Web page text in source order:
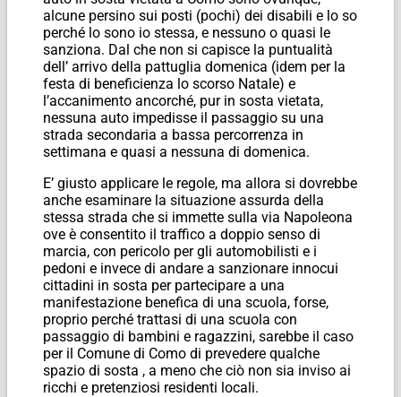
alcune persino sui posti (pochi) dei disabili e lo so
perché lo sono io stessa, e nessuno o quasi le
sanziona. Dal che non si capisce la puntualità
dell’ arrivo della pattuglia domenica (idem per la
festa di beneficienza lo scorso Natale) e
l’accanimento ancorché, pur in sosta vietata,
nessuna auto impedisse il passaggio su una
strada secondaria a bassa percorrenza in
settimana e quasi a nessuna di domenica.
E’ giusto applicare le regole, ma allora si dovrebbe
anche esaminare la situazione assurda della
stessa strada che si immette sulla via Napoleona
ove è consentito il traffico a doppio senso di
marcia, con pericolo per gli automobilisti e i
pedoni e invece di andare a sanzionare innocui
cittadini in sosta per partecipare a una
manifestazione benefica di una scuola, forse,
proprio perché trattasi di una scuola con
passaggio di bambini e ragazzini, sarebbe il caso
per il Comune di Como di prevedere qualche
spazio di sosta , a meno che ciò non sia inviso ai
ricchi e pretenziosi residenti locali.